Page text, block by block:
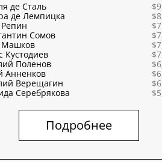
де Сталь
де Лемпицка
Сомов
Машков
Кустодиев
Поленов
Анненков
Верещагин
Серебрякова
Подробнее